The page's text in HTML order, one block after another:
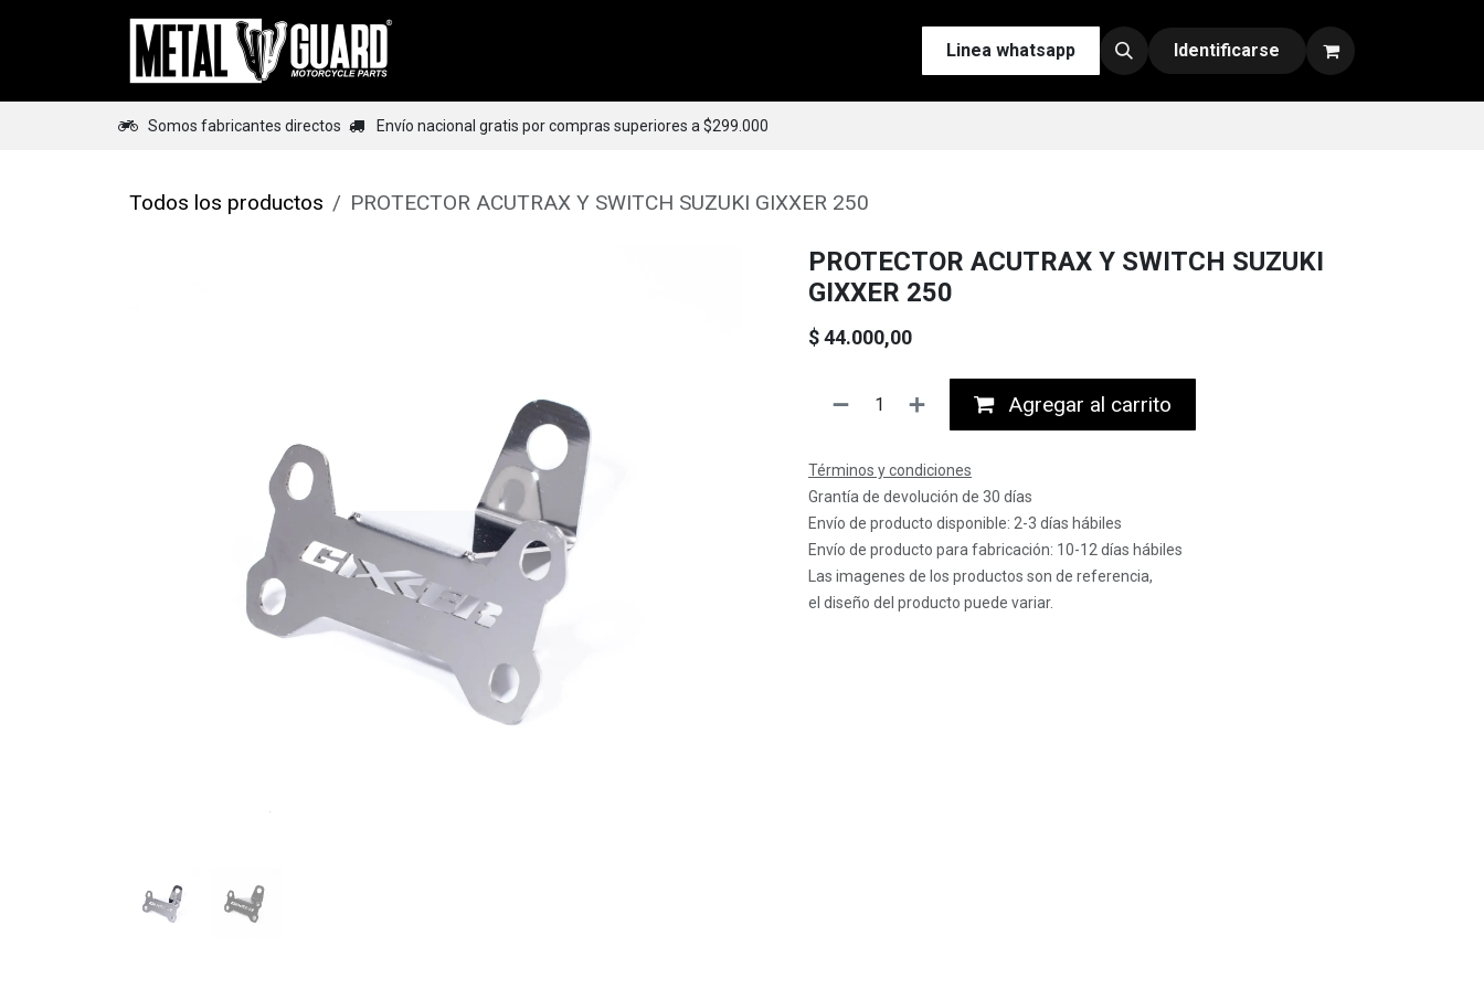
Ir al contenido
Esenciales Contáctenos Nuestras Redes y Canales de Venta
Linea whatsapp Identificarse
Somos fabricantes directos Envío nacional gratis por compras superiores a $299.000
Todos los productos PROTECTOR ACUTRAX Y SWITCH SUZUKI GIXXER 250
PROTECTOR ACUTRAX Y SWITCH SUZUKI
GIXXER 250
$44.000,00
Agregar al carrito
Términos y condiciones
Grantía de devolución de 30 días
Envío de producto disponible: 2-3 días hábiles
Envío de producto para fabricación: 10-12 días hábiles
Las imagenes de los productos son de referencia,
el diseño del producto puede variar.